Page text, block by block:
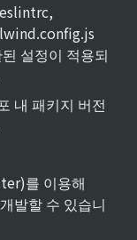
설정이 적용되
내 패키지 버전
발할 수 있습니